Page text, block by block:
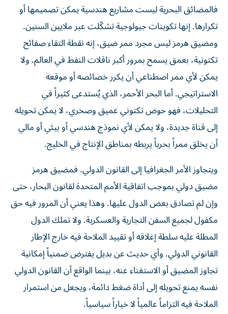
فالمضائق البحرية ليست مشاريع هندسية يمكن تصميمها أو
تكرارها. إنها تكوينات جيولوجية تشكّلت عبر ملايين السنين.
ومضيق هرمز ليس مجرد ممر ضيق، إنه نقطة التقاء صفائح
تكتونية، بعمق يسمح بمرور أكبر ناقلات النفط في العالم. ولا
يمكن لأي ممر اصطناعي أن يكرر خصائصه أو موقعه
الاستراتيجي. أما البحر الأحمر، الذي يُستدعى كثيراً في
التحليلات، فهو حوض تكتوني عميق وصخري، لا يمكن تحويله
إلى قناة جديدة، ولا يمكن لأي نموذج هندسي أو بيئي أو مالي
أن يخلق ممراً بحرياً يربطه بمناطق الإنتاج في الخليج.
ويتجاوز الأمر الجغرافيا إلى القانون الدولي. فمضيق هرمز
مضيق دولي بموجب اتفاقية الأمم المتحدة لقانون البحار، حتى
وإن لم تصادق بعض الدول عليها. وهذا يعني أن المرور فيه حق
مكفول لجميع السفن التجارية والعسكرية. ولا تملك الدول
المطلة عليه سلطة إغلاقه أو تقييد الملاحة فيه خارج الإطار
القانوني الدولي. وأي حديث عن بديل يفترض ضمنياً إمكانية
تجاوز المضيق أو الاستغناء عنه، بينما الواقع أن القانون الدولي
نفسه يمنع تحويله إلى أداة ضغط دائمة، ويجعل من استمرار
الملاحة فيه التزاماً عالمياً لا خياراً سياسياً.